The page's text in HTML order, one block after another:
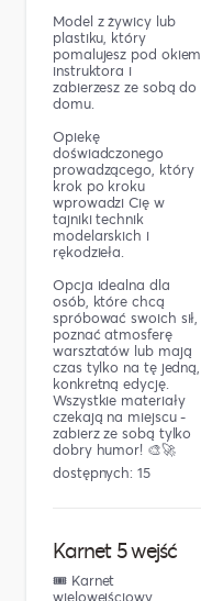
Model z żywicy lub
plastiku, który
pomalujesz pod okiem
instruktora i
zabierzesz ze sobą do
domu.
Opiekę
doświadczonego
prowadzącego, który
krok po kroku
wprowadzi Cię w
tajniki technik
modelarskich i
rękodzieła.
Opcja idealna dla
osób, które chcą
spróbować swoich sił,
poznać atmosferę
warsztatów lub mają
czas tylko na tę jedną,
konkretną edycję.
Wszystkie materiały
czekają na miejscu -
zabierz ze sobą tylko
dobry humor! 🎨🚀
dostępnych: 15
Karnet 5 wejść
🎟️ Karnet